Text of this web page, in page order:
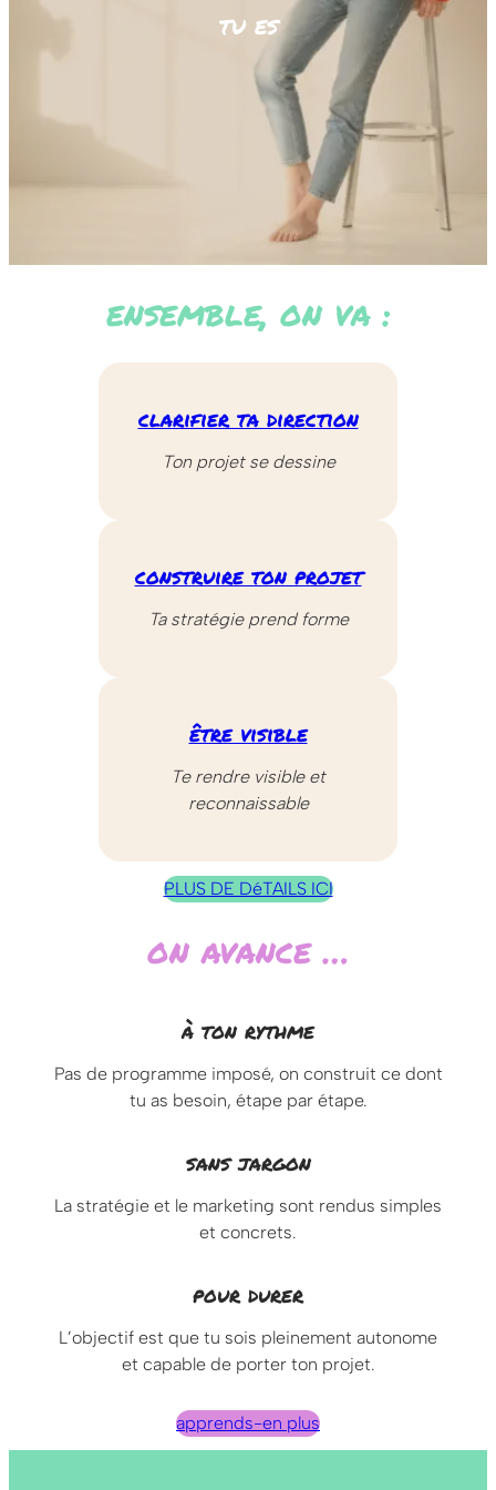
tu es
ensemble, on va :
clarifier ta direction
Ton projet se dessine
construire ton projet
Ta stratégie prend forme
être visible
Te rendre visible et
reconnaissable
PLUS DE DéTAILS ICI
on avance …
à ton rythme
Pas de programme imposé, on construit ce dont
tu as besoin, étape par étape.
sans jargon
La stratégie et le marketing sont rendus simples
et concrets.
pour durer
L’objectif est que tu sois pleinement autonome
et capable de porter ton projet.
apprends-en plus